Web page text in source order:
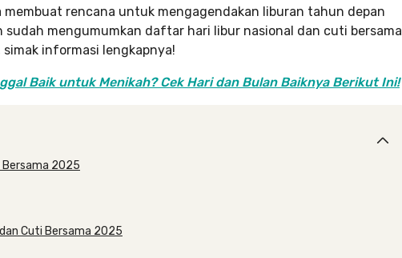
membuat rencana untuk mengagendakan liburan tahun depan
sudah mengumumkan daftar hari libur nasional dan cuti bersama
informasi lengkapnya!
Baik untuk Menikah? Cek Hari dan Bulan Baiknya Berikut Ini!
Bersama 2025
Cuti Bersama 2025